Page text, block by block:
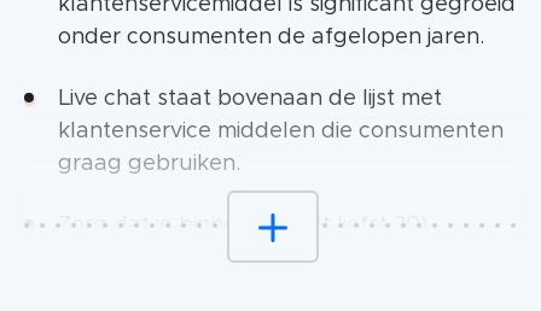
klantenservicemiddel is significant gegroeid
onder consumenten de afgelopen jaren.
Live chat staat bovenaan de lijst met
klantenservice middelen die consumenten
graag gebruiken.
Zorg dat je binnen 30 (het liefst 20)
seconden reageert op een chat. Dit wordt